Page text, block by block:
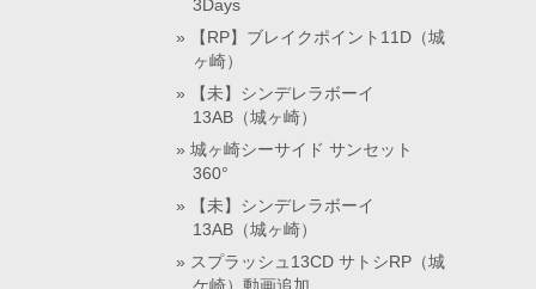
3Days
【RP】ブレイクポイント11D（城
ヶ崎）
【未】シンデレラボーイ
13AB（城ヶ崎）
城ヶ崎シーサイド サンセット
360°
【未】シンデレラボーイ
13AB（城ヶ崎）
スプラッシュ13CD サトシRP（城